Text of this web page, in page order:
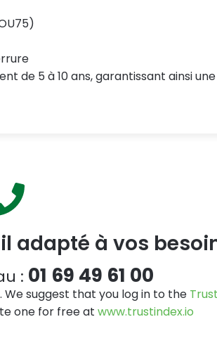
de 5 à 10 ans, garantissant ainsi
il adapté à vos
: 01 69 49 61 00
suggest that you log in to the
one for free at www.trustindex.io